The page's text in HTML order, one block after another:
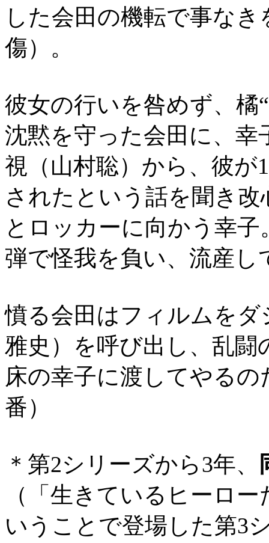
した会田の機転で事な
傷）。
彼女の行いを咎めず、橘
沈黙を守った会田に、
視（山村聡）から、彼が
されたという話を聞き
とロッカーに向かう幸
弾で怪我を負い、流産し
憤る会田はフィルムを
雅史）を呼び出し、乱闘
床の幸子に渡してやる
番）
＊第2シリーズから3年、
（「生きているヒーロ
いうことで登場した第3